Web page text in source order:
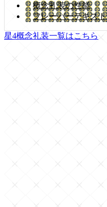
概念礼装の性能
フレーバーテキスト
星4概念礼装一覧はこちら